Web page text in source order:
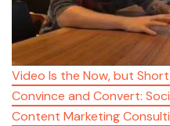
Video Is the Now, but
Convince and Convert:
Content Marketing